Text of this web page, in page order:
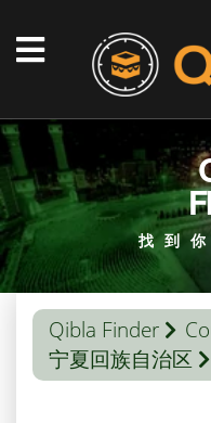
找到
Qibla Finder
宁夏回族自治区